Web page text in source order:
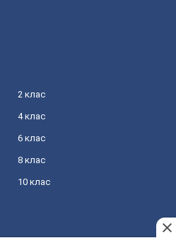
2 клас
4 клас
6 клас
8 клас
10 клас